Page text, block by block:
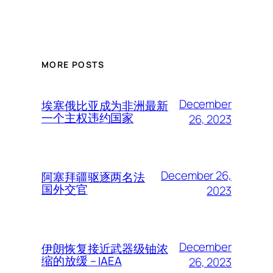
MORE POSTS
埃塞俄比亚成为非洲最新
一个主权违约国家
December
26, 2023
阿塞拜疆驱逐两名法
国外交官
December 26,
2023
伊朗恢复接近武器级铀浓
缩的放缓 – IAEA
December
26, 2023